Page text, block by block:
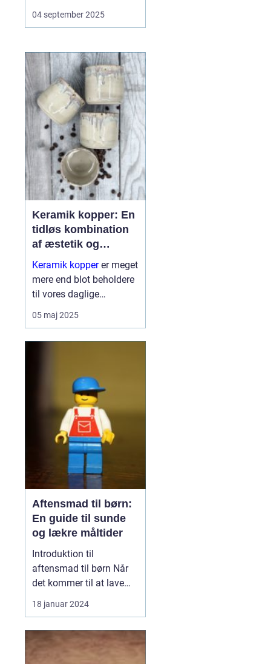
lerkrukker til nutidens
kunstneriske værker. Det
håndværkstradition, der
både har praktisk og
kulturel betydning, og
som samtidig giver pla...
04 september 2025
Keramik kopper: En
tidløs kombination
af æstetik og
funktionalitet
Keramik kopperer meget
mere end blot beholdere
til vores daglige
koffeinindtag. De
repræsenterer en dyb
05 maj 2025
Aftensmad til børn:
En guide til sunde
og lækre måltider
Introduktion til
aftensmad til børn Når
det kommer til at lave
mad til børn, er der
mange faktorer, der
ikke kun om at lave en
velsmagende og
18 januar 2024